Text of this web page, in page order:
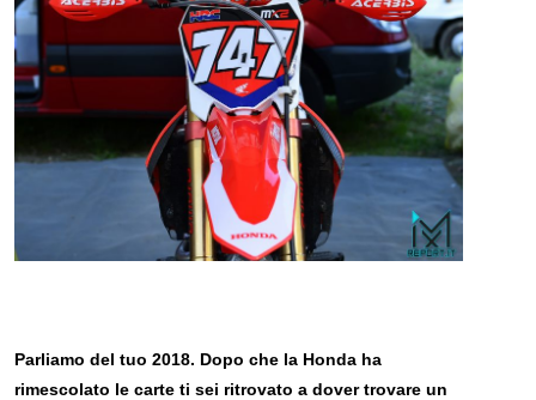
Parliamo del tuo 2018. Dopo che la Honda ha
rimescolato le carte ti sei ritrovato a dover trovare un